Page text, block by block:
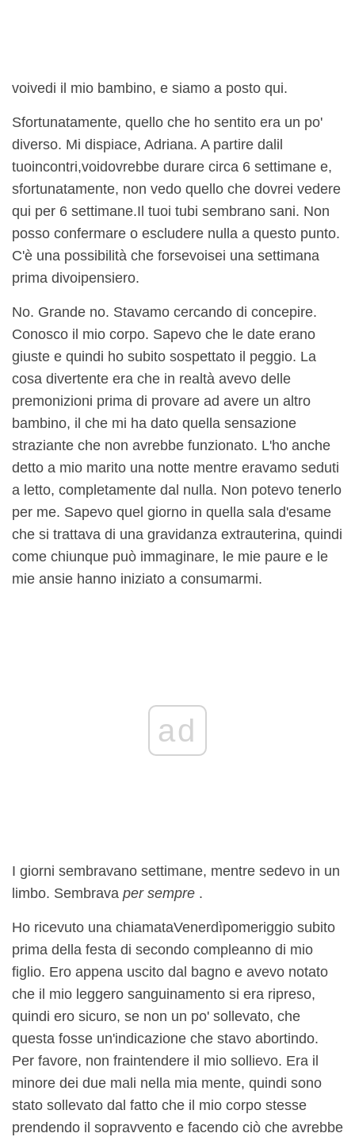
voivedi il mio bambino, e siamo a posto qui.
Sfortunatamente, quello che ho sentito era un po'
diverso. Mi dispiace, Adriana. A partire dalil
tuoincontri,voidovrebbe durare circa 6 settimane e,
sfortunatamente, non vedo quello che dovrei vedere
qui per 6 settimane.Il tuoi tubi sembrano sani. Non
posso confermare o escludere nulla a questo punto.
C'è una possibilità che forsevoisei una settimana
prima divoipensiero.
No. Grande no. Stavamo cercando di concepire.
Conosco il mio corpo. Sapevo che le date erano
giuste e quindi ho subito sospettato il peggio. La
cosa divertente era che in realtà avevo delle
premonizioni prima di provare ad avere un altro
bambino, il che mi ha dato quella sensazione
straziante che non avrebbe funzionato. L'ho anche
detto a mio marito una notte mentre eravamo seduti
a letto, completamente dal nulla. Non potevo tenerlo
per me. Sapevo quel giorno in quella sala d'esame
che si trattava di una gravidanza extrauterina, quindi
come chiunque può immaginare, le mie paure e le
mie ansie hanno iniziato a consumarmi.
ad
I giorni sembravano settimane, mentre sedevo in un
limbo. Sembrava per sempre .
Ho ricevuto una chiamataVenerdìpomeriggio subito
prima della festa di secondo compleanno di mio
figlio. Ero appena uscito dal bagno e avevo notato
che il mio leggero sanguinamento si era ripreso,
quindi ero sicuro, se non un po' sollevato, che
questa fosse un'indicazione che stavo abortindo.
Per favore, non fraintendere il mio sollievo. Era il
minore dei due mali nella mia mente, quindi sono
stato sollevato dal fatto che il mio corpo stesse
prendendo il sopravvento e facendo ciò che avrebbe